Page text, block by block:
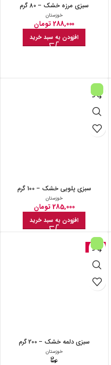
سبزی مرزه خشک – 80 گرم
خوزستان
288,000 تومان
افزودن به سبد خرید
سبزی پلویی خشک – 100 گرم
خوزستان
285,000 تومان
افزودن به سبد خرید
حراج
سبزی دلمه خشک – 200 گرم
خوزستان